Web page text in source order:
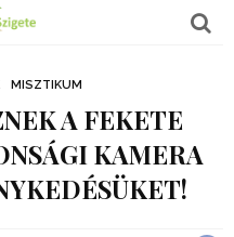
MISZTIKUM
A FEKETE
KAMERA